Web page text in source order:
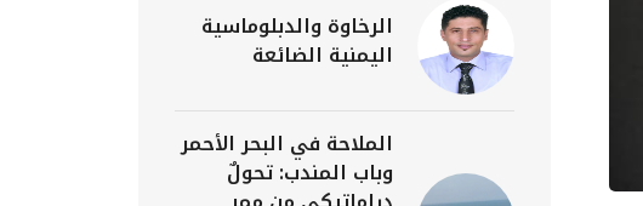
الرخاوة والدبلوماسية
اليمنية الضائعة
الملاحة في البحر الأحمر
وباب المندب: تحولٌ